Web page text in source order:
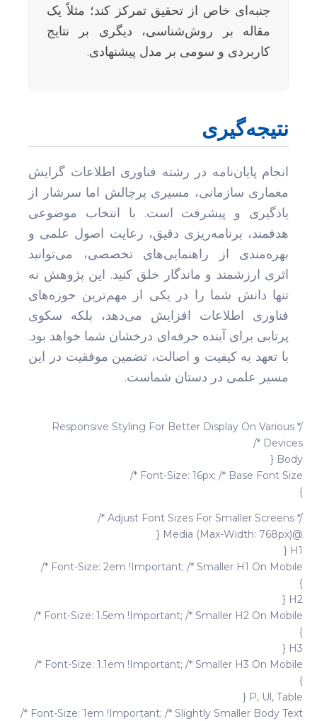
جنبه‌ای خاص از تحقیق تمرکز کند؛ مثلاً یک
مقاله بر روش‌شناسی، دیگری بر نتایج
کاربردی و سومی بر مدل پیشنهادی.
نتیجه‌گیری
انجام پایان‌نامه در رشته فناوری اطلاعات گرایش
معماری سازمانی، مسیری پرچالش اما سرشار از
یادگیری و پیشرفت است. با انتخاب موضوعی
هدفمند، برنامه‌ریزی دقیق، رعایت اصول علمی و
بهره‌مندی از راهنمایی‌های تخصصی، می‌توانید
اثری ارزشمند و ماندگار خلق کنید. این پژوهش نه
تنها دانش شما را در یکی از مهم‌ترین حوزه‌های
فناوری اطلاعات افزایش می‌دهد، بلکه سکوی
پرتابی برای آینده حرفه‌ای درخشان شما خواهد بود.
با تعهد به کیفیت و اصالت، تضمین موفقیت در این
مسیر علمی در دستان شماست.
/* Responsive Styling For Better Display On Various
Devices */
Body {
Font-Size: 16px; /* Base Font Size */
}
/* Adjust Font Sizes For Smaller Screens */
@media (max-Width: 768px) {
H1 {
Font-Size: 2em !important; /* Smaller H1 On Mobile */
}
H2 {
Font-Size: 1.5em !important; /* Smaller H2 On Mobile */
}
H3 {
Font-Size: 1.1em !important; /* Smaller H3 On Mobile */
}
P, Ul, Table {
Font-Size: 1em !important; /* Slightly Smaller Body Text */